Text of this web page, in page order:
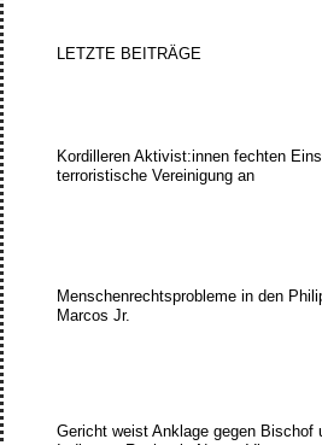
LETZTE BEITRÄGE
Kordilleren Aktivist:innen fechten
terroristische Vereinigung an
Menschenrechtsprobleme in den
Marcos Jr.
Gericht weist Anklage gegen Bischof